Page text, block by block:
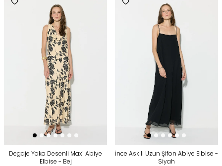
Degaje Yaka Desenli Maxi Abiye
Elbise - Bej
İnce Askılı Uzun Şifon Abiye Elbise -
Siyah